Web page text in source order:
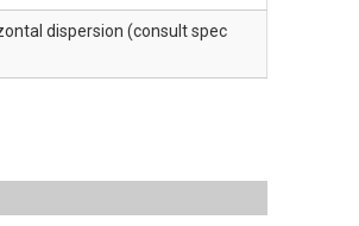
dispersion (consult spec